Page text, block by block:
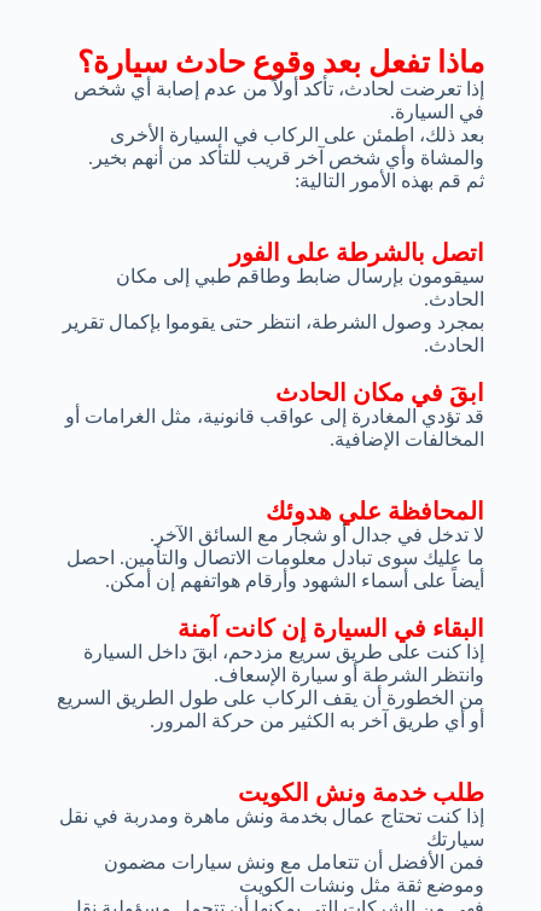
ماذا تفعل بعد وقوع حادث سيارة؟
إذا تعرضت لحادث، تأكد أولاً من عدم إصابة أي شخص
في السيارة.
بعد ذلك، اطمئن على الركاب في السيارة الأخرى
والمشاة وأي شخص آخر قريب للتأكد من أنهم بخير.
ثم قم بهذه الأمور التالية:
ابقَ في مكان الحادث
قد تؤدي المغادرة إلى عواقب قانونية، مثل الغرامات أو
المخالفات الإضافية.
اتصل بالشرطة على الفور
سيقومون بإرسال ضابط وطاقم طبي إلى مكان
الحادث.
بمجرد وصول الشرطة، انتظر حتى يقوموا بإكمال تقرير
الحادث.
البقاء في السيارة إن كانت آمنة
إذا كنت على طريق سريع مزدحم، ابقَ داخل السيارة
وانتظر الشرطة أو سيارة الإسعاف.
من الخطورة أن يقف الركاب على طول الطريق السريع
أو أي طريق آخر به الكثير من حركة المرور.
المحافظة علي هدوئك
لا تدخل في جدال أو شجار مع السائق الآخر.
ما عليك سوى تبادل معلومات الاتصال والتأمين. احصل
أيضاً على أسماء الشهود وأرقام هواتفهم إن أمكن.
طلب خدمة ونش الكويت
إذا كنت تحتاج عمال بخدمة ونش ماهرة ومدربة في نقل
سيارتك
فمن الأفضل أن تتعامل مع ونش سيارات مضمون
وموضع ثقة مثل ونشات الكويت